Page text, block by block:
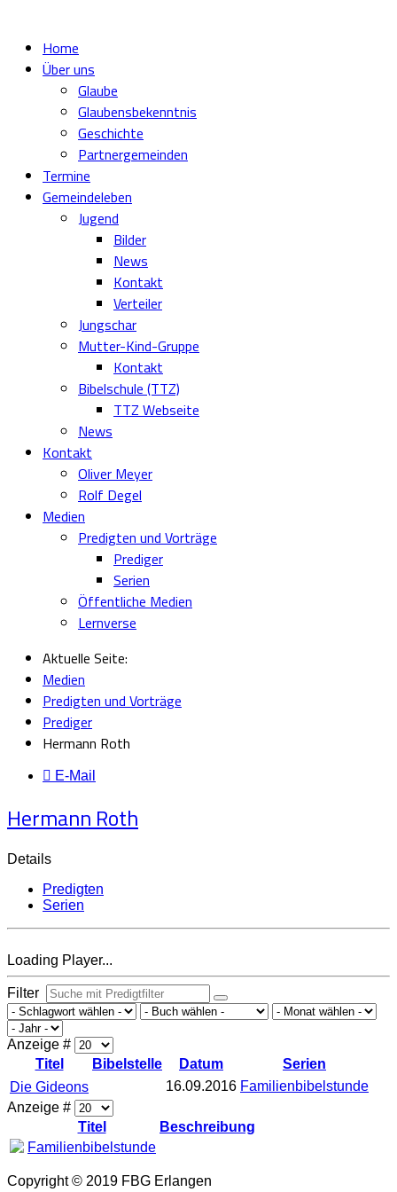
Home
Über uns
Glaube
Glaubensbekenntnis
Geschichte
Partnergemeinden
Termine
Gemeindeleben
Jugend
Bilder
News
Kontakt
Verteiler
Jungschar
Mutter-Kind-Gruppe
Kontakt
Bibelschule (TTZ)
TTZ Webseite
News
Kontakt
Oliver Meyer
Rolf Degel
Medien
Predigten und Vorträge
Prediger
Serien
Öffentliche Medien
Lernverse
Aktuelle Seite:
Medien
Predigten und Vorträge
Prediger
Hermann Roth
E-Mail
Hermann Roth
Details
Predigten
Serien
Loading Player...
Filter
Anzeige #
Titel
Bibelstelle Datum
Serien
Die Gideons
16.09.2016 Familienbibelstunde
Anzeige #
Titel
Beschreibung
Familienbibelstunde
Copyright © 2019 FBG Erlangen